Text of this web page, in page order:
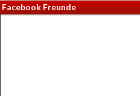
Facebook Freunde